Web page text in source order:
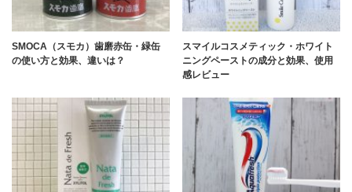
SMOCA（スモカ）歯磨赤缶・緑缶
の使い方と効果、違いは？
スマイルコスメティック・ホワイト
ニングペーストの成分と効果、使用
感レビュー